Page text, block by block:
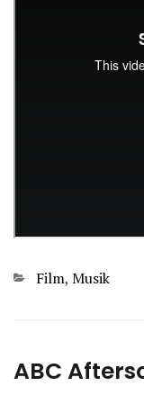
Kategorien
Film, Musik
ABC